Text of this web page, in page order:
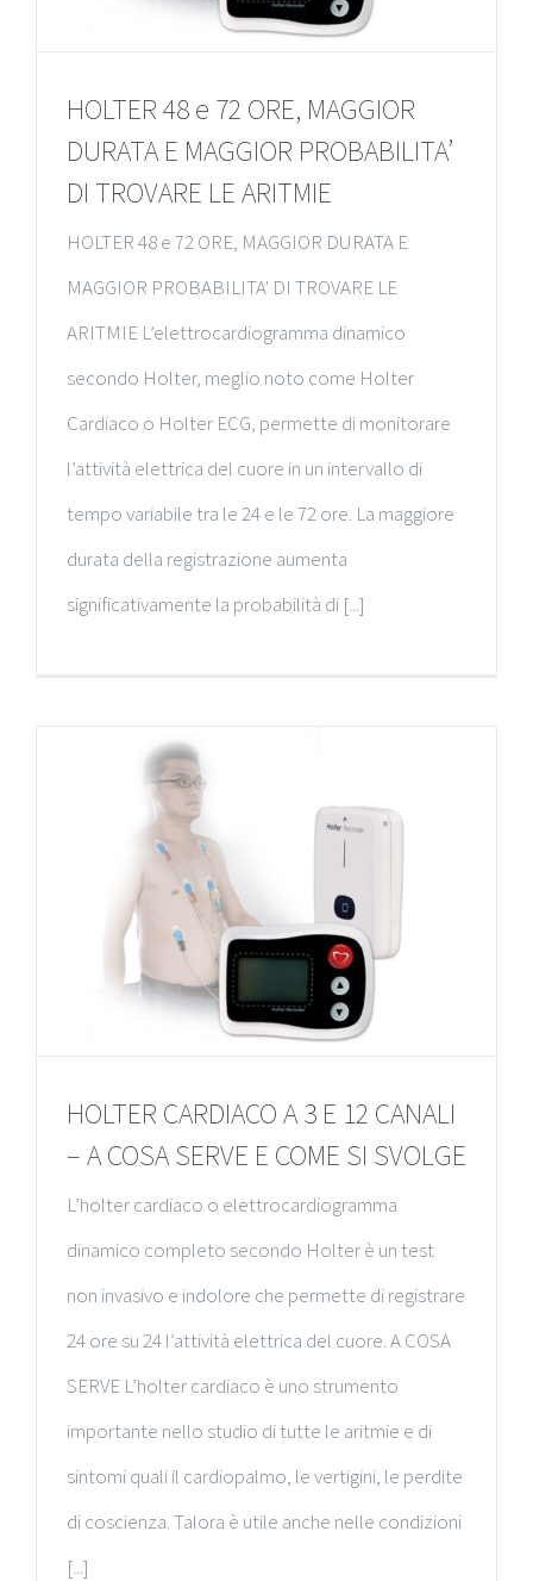
HOLTER 48 e 72 ORE, MAGGIOR
DURATA E MAGGIOR PROBABILITA’
DI TROVARE LE ARITMIE
HOLTER 48 e 72 ORE, MAGGIOR DURATA E
MAGGIOR PROBABILITA' DI TROVARE LE
ARITMIE L’elettrocardiogramma dinamico
secondo Holter, meglio noto come Holter
Cardiaco o Holter ECG, permette di monitorare
l’attività elettrica del cuore in un intervallo di
tempo variabile tra le 24 e le 72 ore. La maggiore
durata della registrazione aumenta
significativamente la probabilità di [...]
HOLTER CARDIACO A 3 E 12 CANALI
– A COSA SERVE E COME SI SVOLGE
L’holter cardiaco o elettrocardiogramma
dinamico completo secondo Holter è un test
non invasivo e indolore che permette di registrare
24 ore su 24 l’attività elettrica del cuore. A COSA
SERVE L’holter cardiaco è uno strumento
importante nello studio di tutte le aritmie e di
sintomi quali il cardiopalmo, le vertigini, le perdite
di coscienza. Talora è utile anche nelle condizioni
[...]